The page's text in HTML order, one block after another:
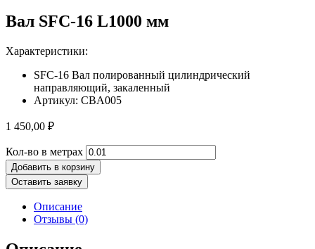
Вал SFC-16 L1000 мм
Характеристики:
SFC-16 Вал полированный цилиндрический
направляющий, закаленный
Артикул: CBA005
1 450,00 ₽
Кол-во в метрах Количество
товара
Вал
SFC-
L1000
мм
Добавить в корзину
Оставить заявку
Описание
Отзывы (0)